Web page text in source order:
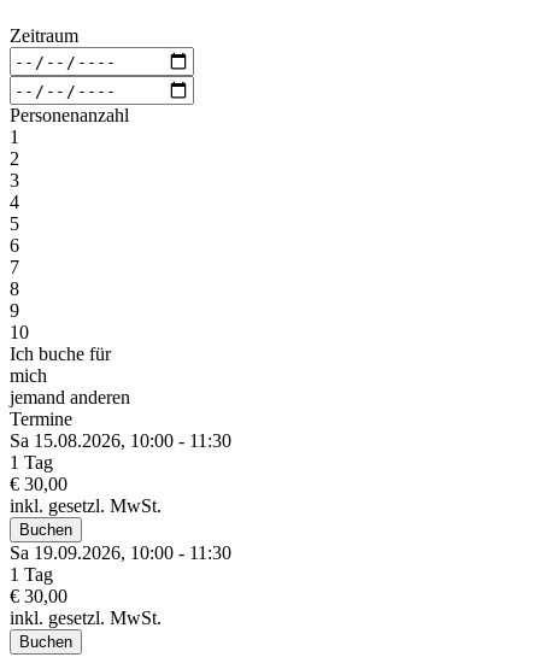
Zeitraum
Personenanzahl
1
2
3
4
5
6
7
8
9
10
Ich buche für
mich
jemand anderen
Termine
Sa 15.08.2026, 10:00 - 11:30
1 Tag
€ 30,00
inkl. gesetzl. MwSt.
Buchen
Sa 19.09.2026, 10:00 - 11:30
1 Tag
€ 30,00
inkl. gesetzl. MwSt.
Buchen